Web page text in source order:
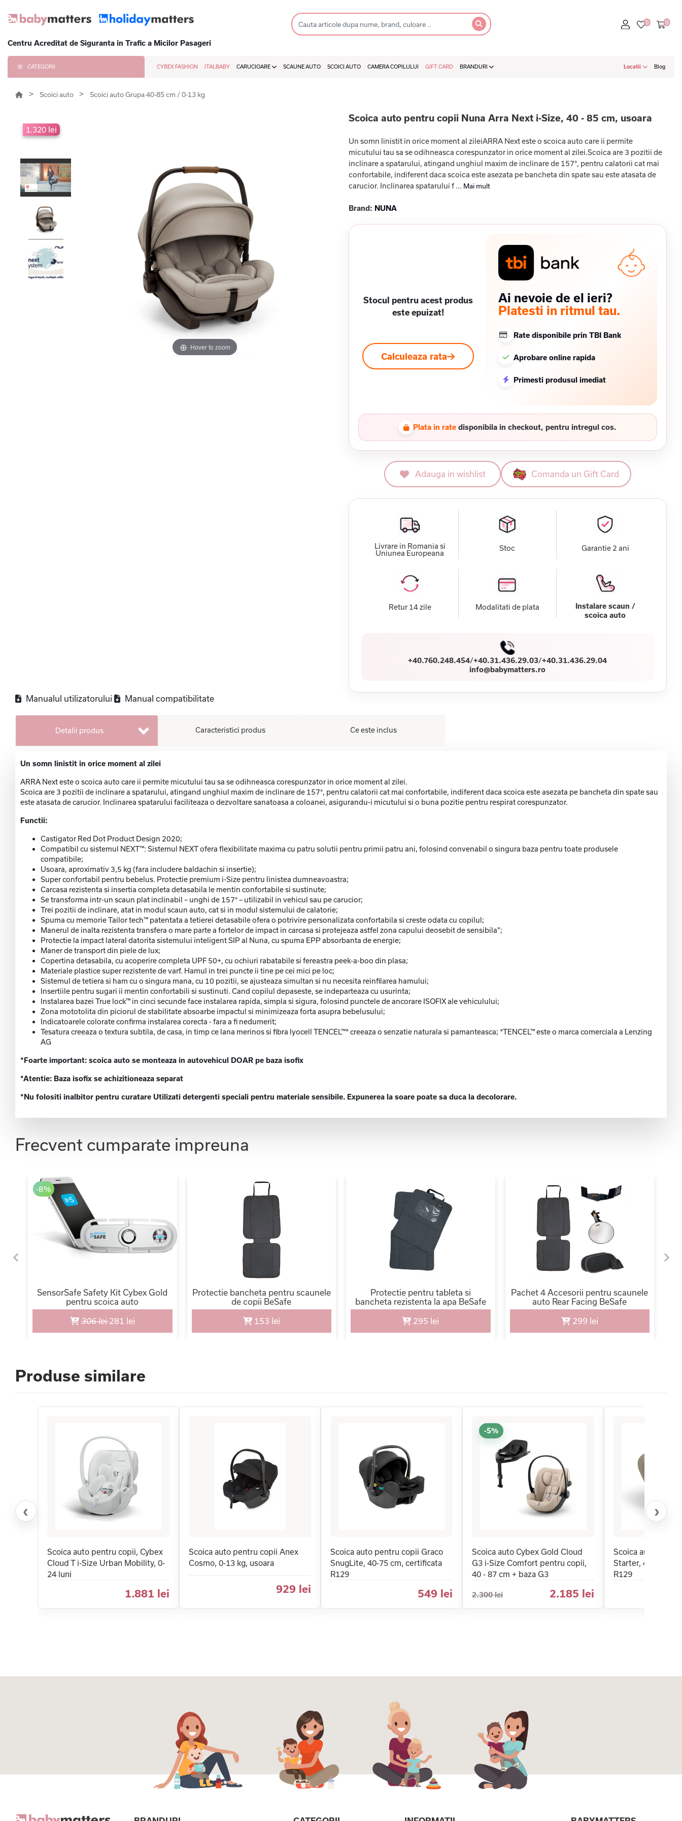
Centru Acreditat de Siguranta in Trafic a Micilor Pasageri
CATEGORII CYBEX FASHION ITALBABY CARUCIOARE SCAUNE AUTO SCOICI AUTO CAMERA COPILULUI GIFT CARD BRANDURI Locatii Blog
Scoici auto Scoici auto Grupa 40-85 cm / 0-13 kg
1.320 lei
Hover to zoom
Scoica auto pentru copii Nuna Arra Next i-Size, 40 - 85 cm, usoara
Un somn linistit in orice moment al zileiARRA Next este o scoica auto care ii permite
micutului tau sa se odihneasca corespunzator in orice moment al zilei.Scoica are 3 pozitii de
inclinare a spatarului, atingand unghiul maxim de inclinare de 157°, pentru calatorii cat mai
confortabile, indiferent daca scoica este asezata pe bancheta din spate sau este atasata de
carucior. Inclinarea spatarului f ... Mai mult
Brand: NUNA
Stocul pentru acest produs
este epuizat!
Calculeaza rata
Ai nevoie de el ieri?
Platesti in ritmul tau.
Rate disponibile prin TBI Bank
Aprobare online rapida
Primesti produsul imediat
Plata in rate disponibila in checkout, pentru intregul cos.
Adauga in wishlist Comanda un Gift Card
Livrare in Romania si
Uniunea Europeana
Stoc Garantie 2 ani
Retur 14 zile Modalitati de plata
Instalare scaun /
scoica auto
+40.760.248.454/+40.31.436.29.03/+40.31.436.29.04
info@babymatters.ro
Manualul utilizatorului Manual compatibilitate
Detalii produs Caracteristici produs Ce este inclus
Un somn linistit in orice moment al zilei
ARRA Next este o scoica auto care ii permite micutului tau sa se odihneasca corespunzator in orice moment al zilei.
Scoica are 3 pozitii de inclinare a spatarului, atingand unghiul maxim de inclinare de 157°, pentru calatorii cat mai confortabile, indiferent daca scoica este asezata pe bancheta din spate sau
este atasata de carucior. Inclinarea spatarului faciliteaza o dezvoltare sanatoasa a coloanei, asigurandu-i micutului si o buna pozitie pentru respirat corespunzator.
Functii:
Castigator Red Dot Product Design 2020;
Compatibil cu sistemul NEXT™: Sistemul NEXT ofera flexibilitate maxima cu patru solutii pentru primii patru ani, folosind convenabil o singura baza pentru toate produsele
compatibile;
Usoara, aproximativ 3,5 kg (fara includere baldachin si insertie);
Super confortabil pentru bebelus. Protectie premium i-Size pentru linistea dumneavoastra;
Carcasa rezistenta si insertia completa detasabila le mentin confortabile si sustinute;
Se transforma intr-un scaun plat inclinabil – unghi de 157° – utilizabil in vehicul sau pe carucior;
Trei pozitii de inclinare, atat in modul scaun auto, cat si in modul sistemului de calatorie;
Spuma cu memorie Tailor tech™ patentata a tetierei detasabile ofera o potrivire personalizata confortabila si creste odata cu copilul;
Manerul de inalta rezistenta transfera o mare parte a fortelor de impact in carcasa si protejeaza astfel zona capului deosebit de sensibila";
Protectie la impact lateral datorita sistemului inteligent SIP al Nuna, cu spuma EPP absorbanta de energie;
Maner de transport din piele de lux;
Copertina detasabila, cu acoperire completa UPF 50+, cu ochiuri rabatabile si fereastra peek-a-boo din plasa;
Materiale plastice super rezistente de varf. Hamul in trei puncte ii tine pe cei mici pe loc;
Sistemul de tetiera si ham cu o singura mana, cu 10 pozitii, se ajusteaza simultan si nu necesita reinfilarea hamului;
Insertiile pentru sugari ii mentin confortabili si sustinuti. Cand copilul depaseste, se indeparteaza cu usurinta;
Instalarea bazei True lock™ in cinci secunde face instalarea rapida, simpla si sigura, folosind punctele de ancorare ISOFIX ale vehiculului;
Zona mototolita din piciorul de stabilitate absoarbe impactul si minimizeaza forta asupra bebelusului;
Indicatoarele colorate confirma instalarea corecta - fara a fi nedumerit;
Tesatura creeaza o textura subtila, de casa, in timp ce lana merinos si fibra lyocell TENCEL™* creeaza o senzatie naturala si pamanteasca; *TENCEL™ este o marca comerciala a Lenzing
AG
*Foarte important: scoica auto se monteaza in autovehicul DOAR pe baza isofix
*Atentie: Baza isofix se achizitioneaza separat
*Nu folositi inalbitor pentru curatare Utilizati detergenti speciali pentru materiale sensibile. Expunerea la soare poate sa duca la decolorare.
Frecvent cumparate impreuna
SensorSafe Safety Kit Cybex Gold
pentru scoica auto
-8%
306 lei281 lei
Protectie bancheta pentru scaunele
de copii BeSafe
153 lei
Protectie pentru tableta si
bancheta rezistenta la apa BeSafe
295 lei
Pachet 4 Accesorii pentru scaunele
auto Rear Facing BeSafe
299 lei
Produse similare
‹
Scoica auto pentru copii, Cybex
Cloud T i-Size Urban Mobility, 0-
24 luni
1.881 lei
Scoica auto pentru copii Anex
Cosmo, 0-13 kg, usoara
929 lei
Scoica auto pentru copii Graco
SnugLite, 40-75 cm, certificata
R129
549 lei
-5%
Scoica auto Cybex Gold Cloud
G3 i-Size Comfort pentru copii,
40 - 87 cm + baza G3
2.300 lei 2.185 lei
Scoica auto
Starter, 40 - 75
R129
›